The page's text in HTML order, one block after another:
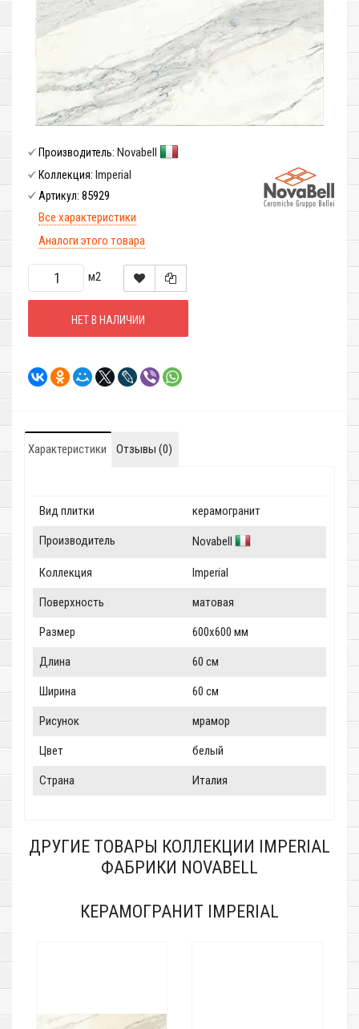
Производитель: Novabell
Коллекция: Imperial
Артикул: 85929
Все характеристики
Аналоги этого товара
м2
НЕТ В НАЛИЧИИ
Характеристики Отзывы (0)
Вид плитки керамогранит
Производитель Novabell
Коллекция Imperial
Поверхность матовая
Размер 600x600 мм
Длина 60 см
Ширина 60 см
Рисунок мрамор
Цвет белый
Страна Италия
ДРУГИЕ ТОВАРЫ КОЛЛЕКЦИИ IMPERIAL
ФАБРИКИ NOVABELL
КЕРАМОГРАНИТ IMPERIAL